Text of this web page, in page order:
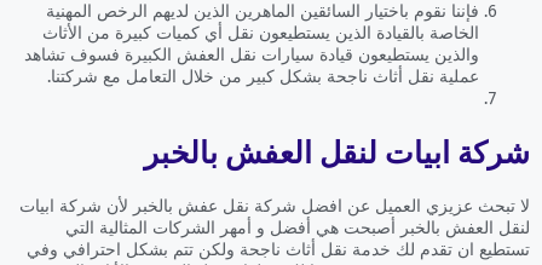
فإننا نقوم باختيار السائقين الماهرين الذين لديهم الرخص المهنية
الخاصة بالقيادة الذين يستطيعون نقل أي كميات كبيرة من الأثاث
والذين يستطيعون قيادة سيارات نقل العفش الكبيرة فسوف تشاهد
عملية نقل أثاث ناجحة بشكل كبير من خلال التعامل مع شركتنا.
شركة ابيات لنقل العفش بالخبر
لا تبحث عزيزي العميل عن افضل شركة نقل عفش بالخبر لأن شركة ابيات
لنقل العفش بالخبر أصبحت هي أفضل و أمهر الشركات المثالية التي
تستطيع ان تقدم لك خدمة نقل أثاث ناجحة ولكن تتم بشكل احترافي وفي